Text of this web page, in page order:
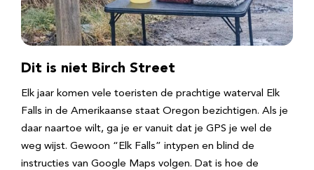
Dit is niet Birch Street
Elk jaar komen vele toeristen de prachtige waterval Elk
Falls in de Amerikaanse staat Oregon bezichtigen. Als je
daar naartoe wilt, ga je er vanuit dat je GPS je wel de
weg wijst. Gewoon “Elk Falls” intypen en blind de
instructies van Google Maps volgen. Dat is hoe de